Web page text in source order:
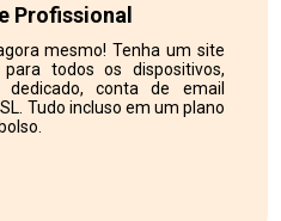
Profissional
mesmo! Tenha um site
todos os dispositivos,
dedicado, conta de email
Tudo incluso em um plano